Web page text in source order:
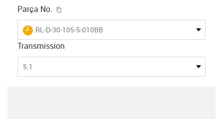
Parça No.
igus-icon-lieferzeit
RL-D-30-105-5-010BB
Transmission
5:1